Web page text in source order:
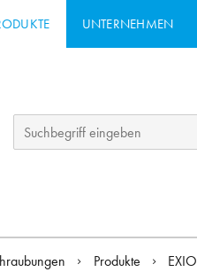
UNTERNEHMEN
Produkte